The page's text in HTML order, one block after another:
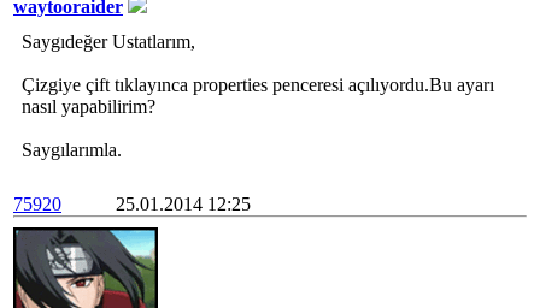
waytooraider
Saygıdeğer Ustatlarım,
Çizgiye çift tıklayınca properties penceresi açılıyordu.Bu ayarı
nasıl yapabilirim?
Saygılarımla.
75920 25.01.2014 12:25